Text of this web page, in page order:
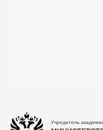
Учредитель